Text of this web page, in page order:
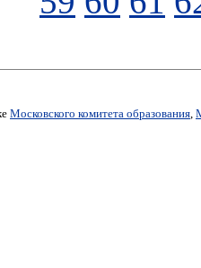
Московского комитета образования,